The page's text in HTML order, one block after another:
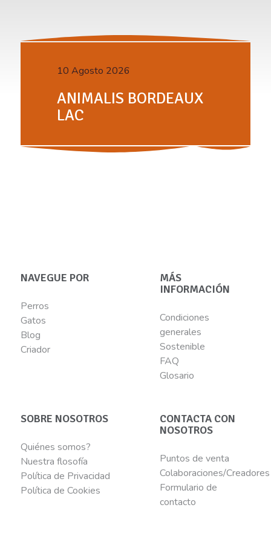
10 Agosto 2026
ANIMALIS BORDEAUX
LAC
NAVEGUE POR
Perros
Gatos
Blog
Criador
MÁS
INFORMACIÓN
Condiciones
generales
Sostenible
FAQ
Glosario
SOBRE NOSOTROS
Quiénes somos?
Nuestra flosofía
Política de Privacidad
Política de Cookies
CONTACTA CON
NOSOTROS
Puntos de venta
Colaboraciones/Creadores
Formulario de
contacto